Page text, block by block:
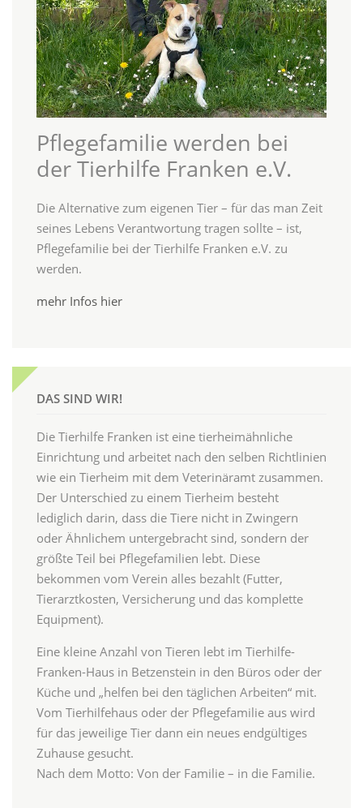
Pflegefamilie werden bei
der Tierhilfe Franken e.V.
Die Alternative zum eigenen Tier – für das man Zeit
seines Lebens Verantwortung tragen sollte – ist,
Pflegefamilie bei der Tierhilfe Franken e.V. zu
werden.
mehr Infos hier
DAS SIND WIR!
Die Tierhilfe Franken ist eine tierheimähnliche
Einrichtung und arbeitet nach den selben Richtlinien
wie ein Tierheim mit dem Veterinäramt zusammen.
Der Unterschied zu einem Tierheim besteht
lediglich darin, dass die Tiere nicht in Zwingern
oder Ähnlichem untergebracht sind, sondern der
größte Teil bei Pflegefamilien lebt. Diese
bekommen vom Verein alles bezahlt (Futter,
Tierarztkosten, Versicherung und das komplette
Equipment).
Eine kleine Anzahl von Tieren lebt im Tierhilfe-
Franken-Haus in Betzenstein in den Büros oder der
Küche und „helfen bei den täglichen Arbeiten“ mit.
Vom Tierhilfehaus oder der Pflegefamilie aus wird
für das jeweilige Tier dann ein neues endgültiges
Zuhause gesucht.
Nach dem Motto: Von der Familie – in die Familie.